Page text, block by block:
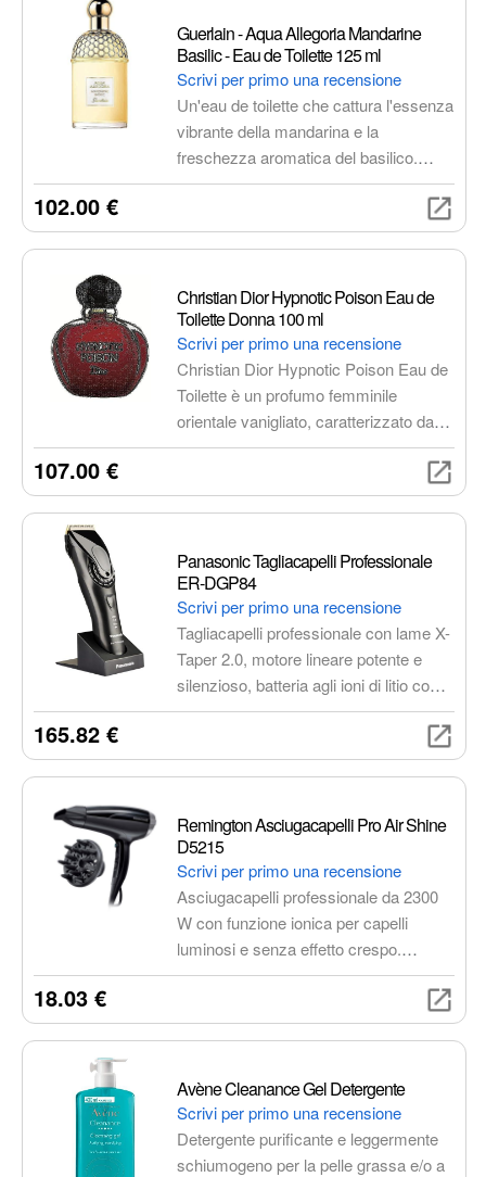
Guerlain - Aqua Allegoria Mandarine
Basilic - Eau de Toilette 125 ml
Scrivi per primo una recensione
Un'eau de toilette che cattura l'essenza
vibrante della mandarina e la
freschezza aromatica del basilico.
Un'esplosione di energia e vitalità che ti
102.00 €
Christian Dior Hypnotic Poison Eau de
Toilette Donna 100 ml
Scrivi per primo una recensione
Christian Dior Hypnotic Poison Eau de
Toilette è un profumo femminile
orientale vanigliato, caratterizzato da
un mix di note dolci e speziate, che si
fondono in un'armonia unica. Le note di
testa sono fresche e fruttate, mentre le
floreali. Le note di fondo sono calde e
sensuali, lasciando una scia di vaniglia
e muschio.
107.00 €
Panasonic Tagliacapelli Professionale
ER-DGP84
Scrivi per primo una recensione
Tagliacapelli professionale con lame X-
Taper 2.0, motore lineare potente e
silenzioso, batteria agli ioni di litio con
autonomia di oltre 50 minuti, 4 pettini a
doppia faccia per 8 lunghezze di taglio,
design ergonomico e leggero.
165.82 €
Remington Asciugacapelli Pro Air Shine
D5215
Scrivi per primo una recensione
Asciugacapelli professionale da 2300
W con funzione ionica per capelli
luminosi e senza effetto crespo.
Include 3 livelli di temperatura, 2 livelli
di velocità, colpo d'aria fredda, griglia
posteriore rimovibile e anello per
18.03 €
Avène Cleanance Gel Detergente
Scrivi per primo una recensione
Detergente purificante e leggermente
schiumogeno per la pelle grassa e/o a